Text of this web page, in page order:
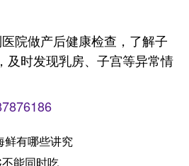
院做产后健康检查，了解子
及时发现乳房、子宫等异常情
鲜有哪些讲究
能同时吃